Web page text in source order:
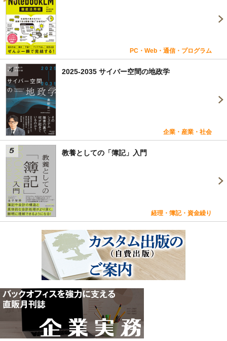
PC・Web・通信・プログラム
2025-2035 サイバー空間の地政学
企業・産業・社会
教養としての「簿記」入門
経理・簿記・資金繰り